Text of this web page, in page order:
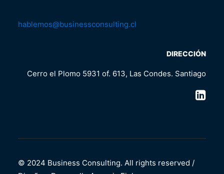
hablemos@businessconsulting.cl
DIRECCIÓN
Cerro el Plomo 5931 of. 613, Las Condes. Santiago
© 2024 Business Consulting. All rights reserved /